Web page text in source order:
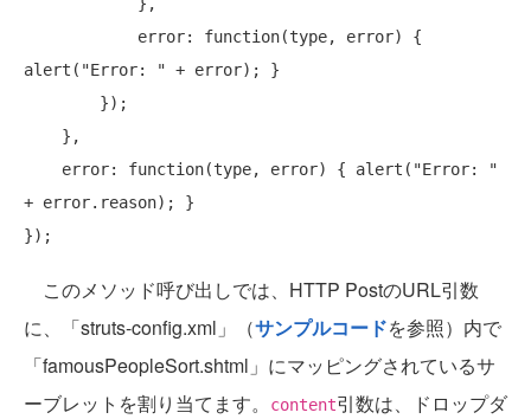
            error:
function(type, error) {
alert( "Error: " + error); }
    error:
function(type, error) { alert( "Error: "
+ error.reason); }
このメソッド呼び出しでは、HTTP PostのURL引数
に、「struts-config.xml」（サンプルコードを参照）内で
「famousPeopleSort.shtml」にマッピングされているサ
ーブレットを割り当てます。
content引数は、ドロップダ